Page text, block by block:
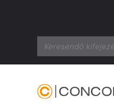
Search